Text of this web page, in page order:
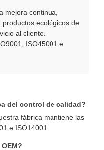
mejora continua,
ecológicos de
al cliente.
ISO45001 e
del control de calidad?
fábrica mantiene las
e ISO14001.